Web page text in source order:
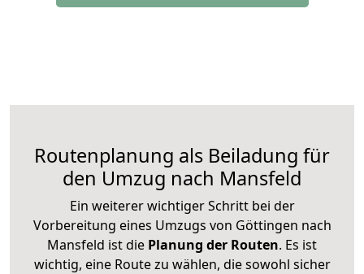
Routenplanung als Beiladung für
den Umzug nach Mansfeld
Ein weiterer wichtiger Schritt bei der
Vorbereitung eines Umzugs von Göttingen nach
Mansfeld ist die Planung der Routen. Es ist
wichtig, eine Route zu wählen, die sowohl sicher